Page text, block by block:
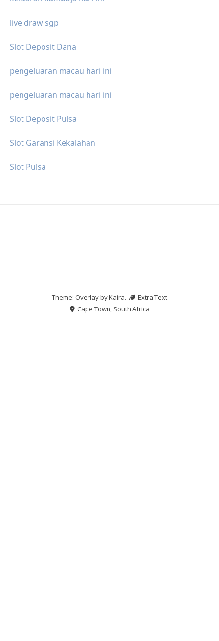
live draw sgp
Slot Deposit Dana
pengeluaran macau hari ini
pengeluaran macau hari ini
Slot Deposit Pulsa
Slot Garansi Kekalahan
Slot Pulsa
Theme: Overlay byKaira.
Extra Text
Cape Town, South Africa